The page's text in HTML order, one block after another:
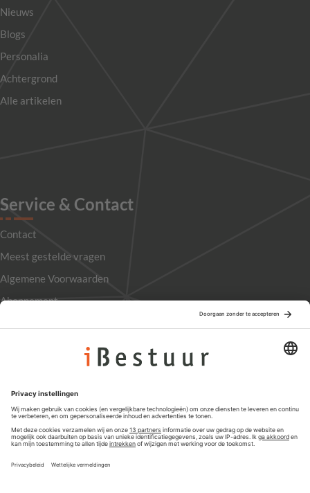
Nieuws
Blogs
Personalia
Achtergrond
Alle artikelen
Service & Contact
Contact
Meest gestelde vragen
Algemene Voorwaarden
Abonnement
Privacyinstellingen